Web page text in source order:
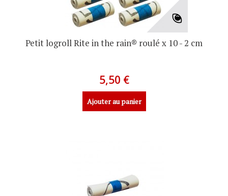
Petit logroll Rite in the rain® roulé x 10 - 2 cm
5,50 €
Ajouter au panier